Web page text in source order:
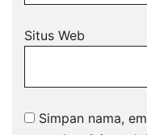
Situs Web
Simpan nama,